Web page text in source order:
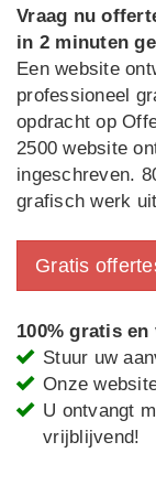
Vraag nu
in 2 minuten
Een website
professioneel
opdracht op
2500 website
ingeschreven.
grafisch werk
Gratis
100% gratis
Stuur uw
Onze
U ontvangt
vrijblijvend!